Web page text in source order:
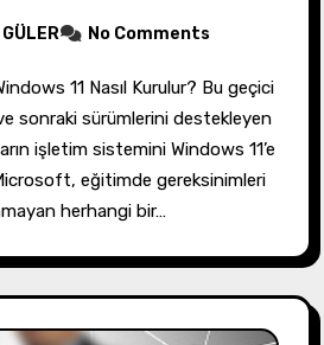
No Comments
sonraki sürümlerini destekleyen
işletim sistemini Windows 11’e
eğitimde gereksinimleri
herhangi bir…